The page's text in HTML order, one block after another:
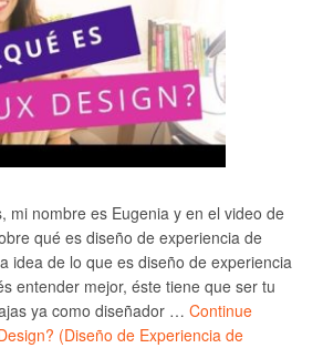
mi nombre es Eugenia y en el video de
qué es diseño de experiencia de
idea de lo que es diseño de experiencia
entender mejor, éste tiene que ser tu
ya como diseñador … Continue
(Diseño de Experiencia de